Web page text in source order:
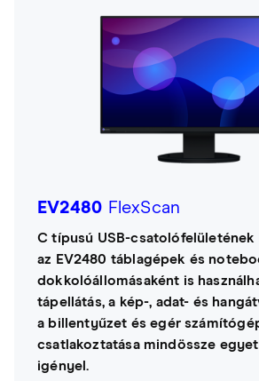
EV2480 FlexScan
C típusú USB-
az EV2480 táblagépek és
dokkolóállomásaként is
tápellátás, a kép-, adat- és
a billentyűzet és egér
csatlakoztatása mindössze
igényel.